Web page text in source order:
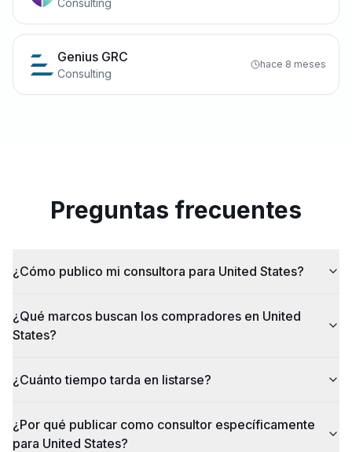
Consulting
Genius GRC
Consulting
hace 8 meses
Preguntas frecuentes
¿Cómo publico mi consultora para United States?
¿Qué marcos buscan los compradores en United
States?
¿Cuánto tiempo tarda en listarse?
¿Por qué publicar como consultor específicamente
para United States?